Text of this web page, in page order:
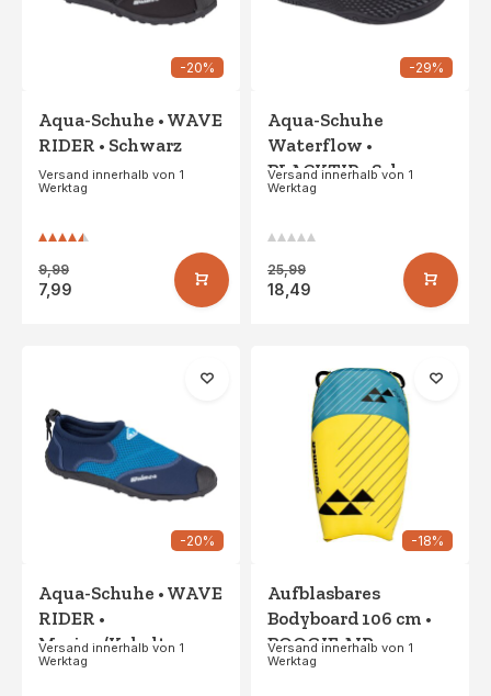
-20%
Aqua-Schuhe • WAVE
RIDER • Schwarz
Versand innerhalb von 1
Werktag
9,99
7,99
-29%
Aqua-Schuhe
Waterflow •
BLACKTIP • Schwarz
Versand innerhalb von 1
Werktag
25,99
18,49
-20%
Aqua-Schuhe • WAVE
RIDER •
Marine/Kobalt
Versand innerhalb von 1
Werktag
-18%
Aufblasbares
Bodyboard 106 cm •
BOOGIE AIR •
Gelb/Blau
Versand innerhalb von 1
Werktag